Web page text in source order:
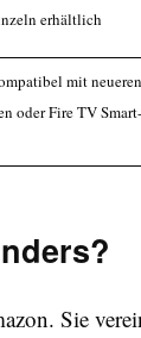
erhältlich
mit neueren
oder Fire TV Smart-
Sie